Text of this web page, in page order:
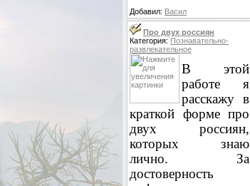
Добавил: Васил
Про двух россиян
Категория: Познавательно-
развлекательное
В этой
работе я
расскажу в
краткой форме про
двух россиян,
которых знаю
лично. За
достоверность